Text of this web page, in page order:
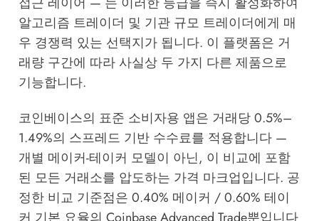
알고리즘 트레이더 및 기관 규모 트레이더에게 매
우 경쟁력 있는 선택지가 됩니다. 이 플랫폼은 거
래량 구간에 따라 사실상 두 가지 다른 제품으로
기능합니다.
코인베이스의 표준 소비자용 앱은 거래당 0.5%–
1.49%의 스프레드 기반 수수료를 적용합니다 —
개별 메이커-테이커 모델이 아닌, 이 비교에 포함
된 모든 거래소를 압도하는 가격 마크업입니다. 공
정한 비교 기준점은 0.40% 메이커 / 0.60% 테이
커 기본 요율의 Coinbase Advanced Trade뿐입니다